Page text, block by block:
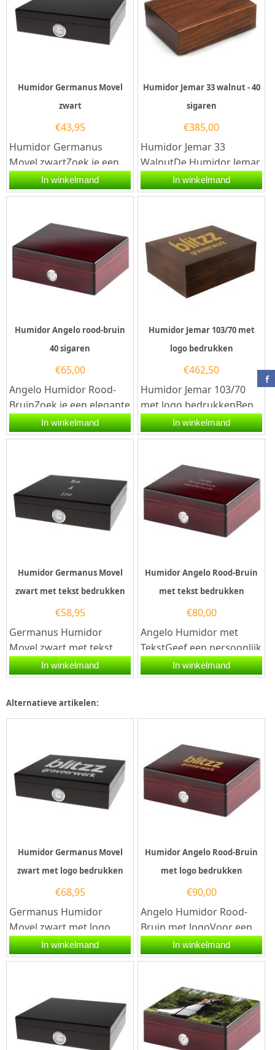
Humidor Germanus Movel
zwart
€43,95
Humidor Germanus
Movel zwartZoek je een
elegante en functionele
manier om je sigaren te
In winkelmand
Humidor Jemar 33 walnut - 40
sigaren
€385,00
Humidor Jemar 33
WalnutDe Humidor Jemar
33 Walnut is de perfecte
keuze voor elke
In winkelmand
Humidor Angelo rood-bruin
40 sigaren
€65,00
Angelo Humidor Rood-
BruinZoek je een elegante
en functionele manier om
je sigaren te bewaren?...
In winkelmand
Humidor Jemar 103/70 met
logo bedrukken
€462,50
Humidor Jemar 103/70
met logo bedrukkenBen
je op zoek naar een
professioneel
In winkelmand
Humidor Germanus Movel
zwart met tekst bedrukken
€58,95
Germanus Humidor
Movel zwart met tekst
bedrukkenBen je op zoek
naar een origineel
In winkelmand
Humidor Angelo Rood-Bruin
met tekst bedrukken
€80,00
Angelo Humidor met
TekstGeef een persoonlijk
en tijdloos geschenk door
de Angelo Humidor Rood-
In winkelmand
Alternatieve artikelen:
Humidor Germanus Movel
zwart met logo bedrukken
€68,95
Germanus Humidor
Movel zwart met logo
bedrukkenZoek je een
uniek zakelijk geschenk
In winkelmand
Humidor Angelo Rood-Bruin
met logo bedrukken
€90,00
Angelo Humidor Rood-
Bruin met logoVoor een
zakelijk geschenk met
klasse kies je de Angelo
In winkelmand